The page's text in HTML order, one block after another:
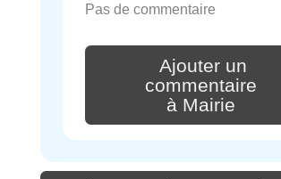
Pas de commentaire
Ajouter un
commentaire
à Mairie